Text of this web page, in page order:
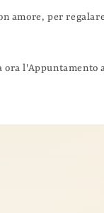
amore, per
ora l'Appuntamento